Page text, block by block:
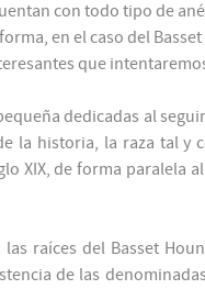
con todo tipo de
en el caso del
que
dedicadas al
la historia, la raza tal y
XIX, de forma paralela
raíces del Basset
de las